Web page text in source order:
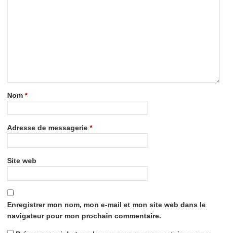
Nom *
Adresse de messagerie *
Site web
Enregistrer mon nom, mon e-mail et mon site web dans le
navigateur pour mon prochain commentaire.